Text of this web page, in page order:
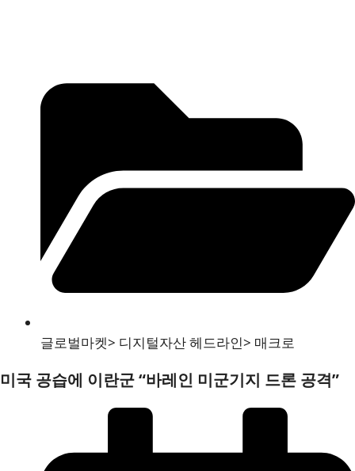
글로벌마켓> 디지털자산 헤드라인> 매크로
미국 공습에 이란군 “바레인 미군기지 드론 공격”